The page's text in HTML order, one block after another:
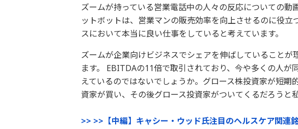
ズームが持っている営業電話中の人々の反応についての動
ットボットは、営業マンの販売効率を向上させるのに役
スにおいて本当に良い仕事をしていると考えています。
ズームが企業向けビジネスでシェアを伸ばしていること
ます。 EBITDAの11倍で取引されており、今や多くの人
えているのではないでしょうか。グロース株投資家が短
資家が買い、その後グロース投資家がついてくるだろうと
>> >>【中編】キャシー・ウッド氏注目のヘルスケア関連